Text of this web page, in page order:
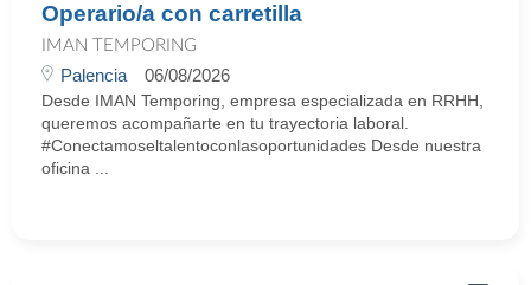
Operario/a con carretilla
IMAN TEMPORING
Palencia 06/08/2026
Desde IMAN Temporing, empresa especializada en RRHH,
queremos acompañarte en tu trayectoria laboral.
#Conectamoseltalentoconlasoportunidades Desde nuestra
oficina ...